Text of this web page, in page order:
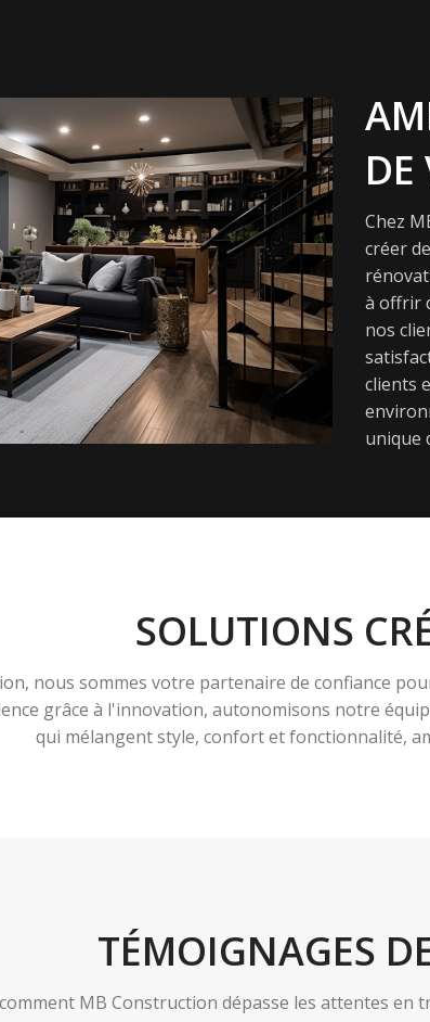
Chez
créer
à offrir
nos
clients
unique
SOLUTIONS
nous sommes votre partenaire de confiance
grâce à l'innovation, autonomisons notre
qui mélangent style, confort et fonctionnalité,
TÉMOIGNAGES
MB Construction dépasse les attentes en